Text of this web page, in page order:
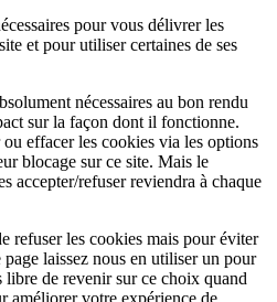
pour vous délivrer les
et pour utiliser certaines de ses
nécessaires au bon rendu
sur la façon dont il fonctionne.
effacer les cookies via les options
blocage sur ce site. Mais le
accepter/refuser reviendra à chaque
refuser les cookies mais pour éviter
laissez nous en utiliser un pour
libre de revenir sur ce choix quand
améliorer votre expérience de